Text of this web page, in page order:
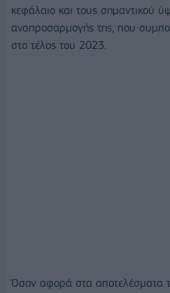
κεφάλαιο και τους σημαντικού
αναπροσαρμογής της, που
στο τέλος του 2023.
Όσον αφορά στα αποτελέσματα